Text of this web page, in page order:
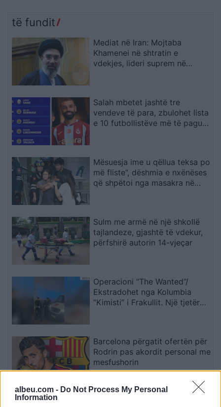
albeu.com - Do Not Process My Personal
Information
të fundit
Mediat në Iran: Mojtaba
Khamenei në shtratin e
vdekjes, lideri suprem në
Salah mbetet jashtë tre
vendeve të para, zbulohet lista
e 10 futbollistëve më të paguar
Mësuesja ime u qëllua teksa po
më fliste”, dëshmia e nxënëses
që shpëtoi nga masakra në
Sulm me armë në një shkollë
tajlandeze, gjashtë të vdekur,
përfshirë autorin 14-vjeçar
Operacioni “The Wanted”/
Ekstradohet nga Kolumbia
“Kimisti” i Frakullit. Një tjetër
Barcelona përgatit ofertën për
Rodrin pas akordit personal me
mesfushorin